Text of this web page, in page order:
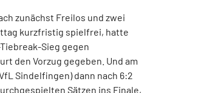
zunächst Freilos und zwei
kurzfristig spielfrei, hatte
Sieg gegen
den Vorzug gegeben. Und am
Sindelfingen) dann nach 6:2
Sätzen ins Finale,